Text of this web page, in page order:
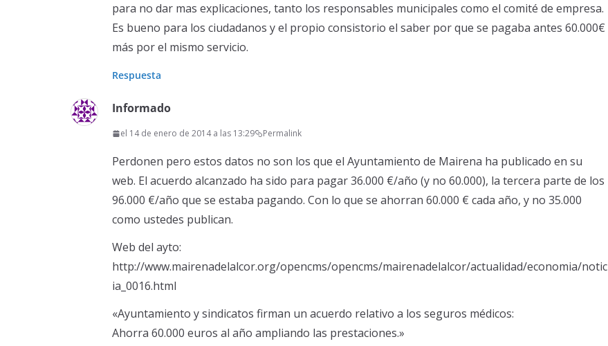
para no dar mas explicaciones, tanto los responsables municipales como el comité de empresa.
Es bueno para los ciudadanos y el propio consistorio el saber por que se pagaba antes 60.000€
más por el mismo servicio.
Respuesta
Informado
el 14 de enero de 2014 a las 13:29 Permalink
Perdonen pero estos datos no son los que el Ayuntamiento de Mairena ha publicado en su
web. El acuerdo alcanzado ha sido para pagar 36.000 €/año (y no 60.000), la tercera parte de los
96.000 €/año que se estaba pagando. Con lo que se ahorran 60.000 € cada año, y no 35.000
como ustedes publican.
Web del ayto:
http://www.mairenadelalcor.org/opencms/opencms/mairenadelalcor/actualidad/economia/notic
ia_0016.html
«Ayuntamiento y sindicatos firman un acuerdo relativo a los seguros médicos:
Ahorra 60.000 euros al año ampliando las prestaciones.»